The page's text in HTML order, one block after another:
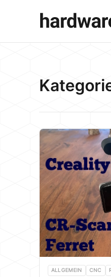
ALLGEMEIN CNC